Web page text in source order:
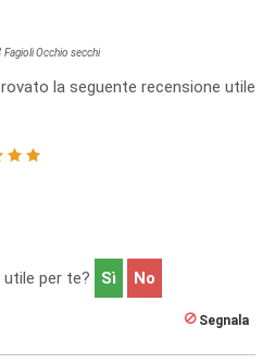
Fagioli Occhio secchi
la seguente recensione utile
per te? Sì No
Segnala